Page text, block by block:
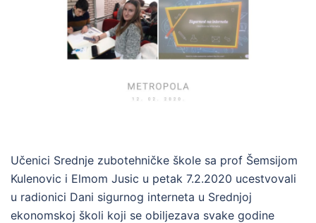
Učenici Srednje zubotehničke škole sa prof Šemsijom
Kulenovic i Elmom Jusic u petak 7.2.2020 ucestvovali
u radionici Dani sigurnog interneta u Srednjoj
ekonomskoj školi koji se obiljezava svake godine